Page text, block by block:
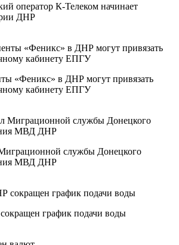
оператор К-Телеком начинает
ДНР
«Феникс» в ДНР могут привязать
кабинету ЕПГУ
службы Донецкого
МВД ДНР
график подачи воды